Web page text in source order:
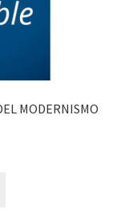
MODERNISMO